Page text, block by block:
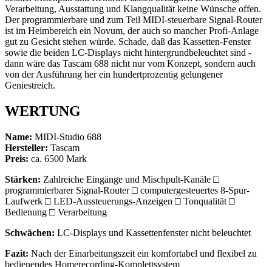
Verarbeitung, Ausstattung und Klangqualität keine Wünsche offen.
Der programmierbare und zum Teil MIDI-steuerbare Signal-Router
ist im Heimbereich ein Novum, der auch so mancher Profi-Anlage
gut zu Gesicht stehen würde. Schade, daß das Kassetten-Fenster
sowie die beiden LC-Displays nicht hintergrundbeleuchtet sind -
dann wäre das Tascam 688 nicht nur vom Konzept, sondern auch
von der Ausführung her ein hundertprozentig gelungener
Geniestreich.
WERTUNG
Name: MIDI-Studio 688
Hersteller: Tascam
Preis: ca. 6500 Mark
Stärken: Zahlreiche Eingänge und Mischpult-Kanäle □
programmierbarer Signal-Router □ computergesteuertes 8-Spur-
Laufwerk □ LED-Aussteuerungs-Anzeigen □ Tonqualität □
Bedienung □ Verarbeitung
Schwächen: LC-Displays und Kassettenfenster nicht beleuchtet
Fazit: Nach der Einarbeitungszeit ein komfortabel und flexibel zu
bedienendes Homerecording-Komplettsystem